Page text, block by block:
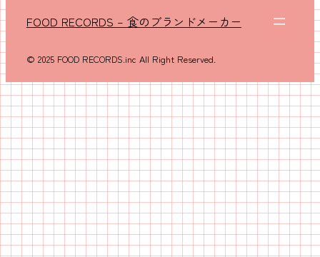
プ
FOOD RECORDS – 食のブランドメーカー
© 2025 FOOD RECORDS.inc All Right Reserved.